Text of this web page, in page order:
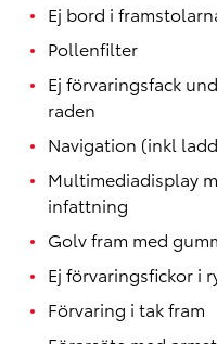
Ej bord i
Pollenfilter
Ej förvaringsfack
raden
Navigation (inkl
Multimediadisplay
infattning
Golv fram med
Ej förvaringsfickor i
Förvaring i tak fram